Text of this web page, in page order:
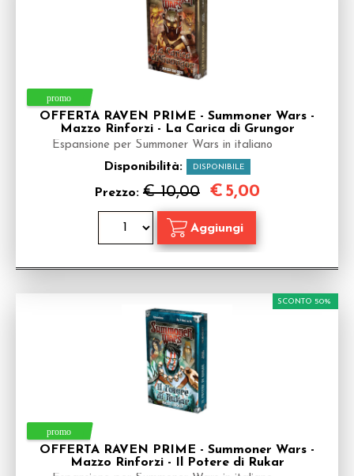
OFFERTA RAVEN PRIME - Summoner Wars -
Mazzo Rinforzi - La Carica di Grungor
Espansione per Summoner Wars in italiano
Disponibilità: DISPONIBILE
Prezzo: € 10,00 € 5,00
OFFERTA RAVEN PRIME - Summoner Wars -
Mazzo Rinforzi - Il Potere di Rukar
SCONTO 50%